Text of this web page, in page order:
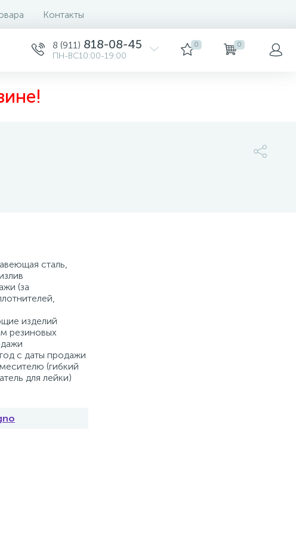
Контакты
8 (911) 818-08-45
ПН-ВС10:00-19:00
0 0
сталь,
(за
изделий
резиновых
с даты продажи
(гибкий
для лейки)